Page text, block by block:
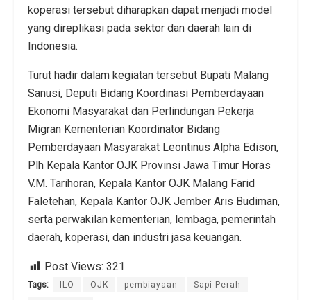
koperasi tersebut diharapkan dapat menjadi model
yang direplikasi pada sektor dan daerah lain di
Indonesia.
Turut hadir dalam kegiatan tersebut Bupati Malang
Sanusi, Deputi Bidang Koordinasi Pemberdayaan
Ekonomi Masyarakat dan Perlindungan Pekerja
Migran Kementerian Koordinator Bidang
Pemberdayaan Masyarakat Leontinus Alpha Edison,
Plh Kepala Kantor OJK Provinsi Jawa Timur Horas
V.M. Tarihoran, Kepala Kantor OJK Malang Farid
Faletehan, Kepala Kantor OJK Jember Aris Budiman,
serta perwakilan kementerian, lembaga, pemerintah
daerah, koperasi, dan industri jasa keuangan.
Post Views: 321
Tags: ILO OJK pembiayaan Sapi Perah